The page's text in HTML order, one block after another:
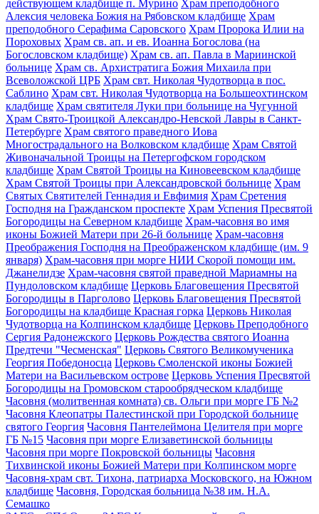
действующем кладбище п. Мурино Храм преподобного
Алексия человека Божия на Рябовском кладбище Храм
преподобного Серафима Саровского Храм Пророка Илии на
Пороховых Храм св. ап. и ев. Иоанна Богослова (на
Богословском кладбище) Храм св. ап. Павла в Мариинской
больнице Храм св. Архистратига Божия Михаила при
Всеволожской ЦРБ Храм свт. Николая Чудотворца в пос.
Саблино Храм свт. Николая Чудотворца на Большеохтинском
кладбище Храм святителя Луки при больнице на Чугунной
Храм Свято-Троицкой Александро-Невской Лавры в Санкт-
Петербурге Храм святого праведного Иова
Многострадального на Волковском кладбище Храм Святой
Живоначальной Троицы на Петергофском городском
кладбище Храм Святой Троицы на Киновеевском кладбище
Храм Святой Троицы при Александровской больнице Храм
Святых Святителей Геннадия и Евфимия Храм Сретения
Господня на Гражданском проспекте Храм Успения Пресвятой
Богородицы на Северном кладбище Храм-часовня во имя
иконы Божией Матери при 26-й больнице Храм-часовня
Преображения Господня на Преображенском кладбище (им. 9
января) Храм-часовня при морге НИИ Скорой помощи им.
Джанелидзе Храм-часовня святой праведной Мариамны на
Пундоловском кладбище Церковь Благовещения Пресвятой
Богородицы в Парголово Церковь Благовещения Пресвятой
Богородицы на кладбище Красная горка Церковь Николая
Чудотворца на Колпинском кладбище Церковь Преподобного
Сергия Радонежского Церковь Рождества святого Иоанна
Предтечи "Чесменская" Церковь Святого Великомученика
Георгия Победоносца Церковь Смоленской иконы Божией
Матери на Васильевском острове Церковь Успения Пресвятой
Богородицы на Громовском старообрядческом кладбище
Часовня (молитвенная комната) св. Ольги при морге ГБ №2
Часовня Клеопатры Палестинской при Городской больнице
святого Георгия Часовня Пантелеймона Целителя при морге
ГБ №15 Часовня при морге Елизаветинской больницы
Часовня при морге Покровской больницы Часовня
Тихвинской иконы Божией Матери при Колпинском морге
Часовня-храм свт. Тихона, патриарха Московского, на Южном
кладбище Часовня, Городская больница №38 им. Н.А.
Семашко